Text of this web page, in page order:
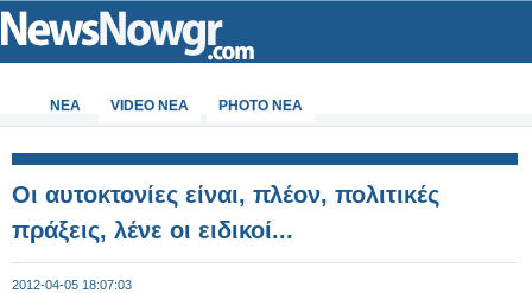
ΝΕΑ VIDEO NEA PHOTO NEA
Οι αυτοκτονίες είναι, πλέον, πολιτικές
πράξεις, λένε οι ειδικοί...
2012-04-05 18:07:03